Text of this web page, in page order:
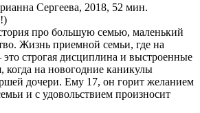
Сергеева, 2018, 52 мин.
про большую семью, маленький
Жизнь приемной семьи, где на
строгая дисциплина и выстроенные
когда на новогодние каникулы
дочери. Ему 17, он горит желанием
и с удовольствием произносит